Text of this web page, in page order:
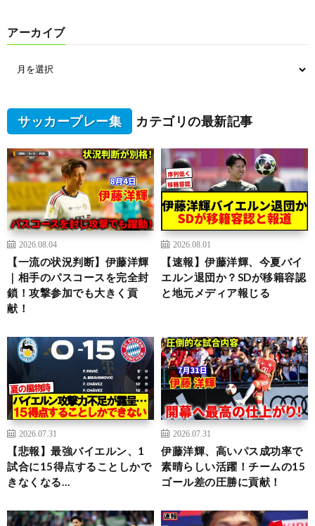
アーカイブ
サッカープレー集 カテゴリの最新記事
2026.08.04
【一流の状況判断】伊藤洋輝
｜相手のパスコースを完全封
鎖！攻撃参加でも大きく貢
献！
2026.08.01
【速報】伊藤洋輝、今夏バイ
エルン退団か？SDが移籍容認
と地元メディア報じる
2026.07.31
【悲報】最強バイエルン、1
試合に15得点することしかで
きなくなる…
2026.07.31
伊藤洋輝、高いパス成功率で
素晴らしい活躍！チームの15
ゴール差の圧勝に貢献！